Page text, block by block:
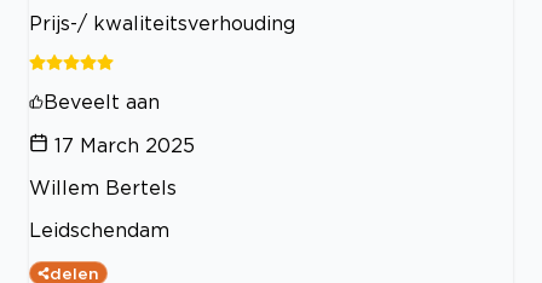
Prijs-/ kwaliteitsverhouding
Beveelt aan
17 March 2025
Willem Bertels
Leidschendam
delen